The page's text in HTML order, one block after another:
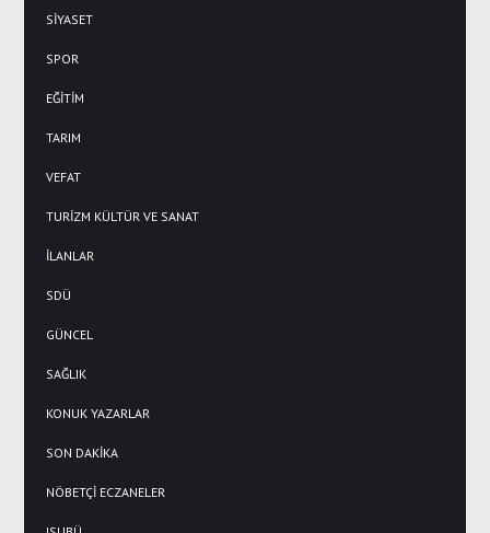
SİYASET
SPOR
EĞİTİM
TARIM
VEFAT
TURİZM KÜLTÜR VE SANAT
İLANLAR
SDÜ
GÜNCEL
SAĞLIK
KONUK YAZARLAR
SON DAKİKA
NÖBETÇİ ECZANELER